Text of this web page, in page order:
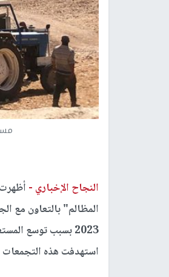
مسح
النجاح الإخباري -
استهدفت هذه